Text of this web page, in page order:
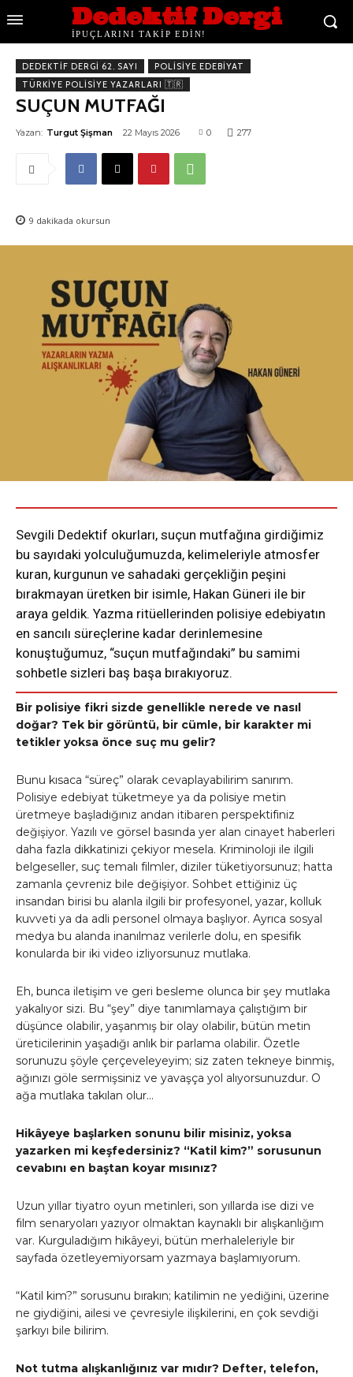
Dedektif Dergi
İPUÇLARINI TAKİP EDİN!
DEDEKTIF DERGI 62. SAYI
POLISIYE EDEBIYAT
TÜRKIYE POLISIYE YAZARLARI 🇹🇷
SUÇUN MUTFAĞI
Yazan: Turgut Şişman 22 Mayıs 2026 0 277
9 dakikada okursun
Sevgili Dedektif okurları, suçun mutfağına girdiğimiz
bu sayıdaki yolculuğumuzda, kelimeleriyle atmosfer
kuran, kurgunun ve sahadaki gerçekliğin peşini
bırakmayan üretken bir isimle, Hakan Güneri ile bir
araya geldik. Yazma ritüellerinden polisiye edebiyatın
en sancılı süreçlerine kadar derinlemesine
konuştuğumuz, “suçun mutfağındaki” bu samimi
sohbetle sizleri baş başa bırakıyoruz.
Bir polisiye fikri sizde genellikle nerede ve nasıl
doğar? Tek bir görüntü, bir cümle, bir karakter mi
tetikler yoksa önce suç mu gelir?
Bunu kısaca “süreç” olarak cevaplayabilirim sanırım.
Polisiye edebiyat tüketmeye ya da polisiye metin
üretmeye başladığınız andan itibaren perspektifiniz
değişiyor. Yazılı ve görsel basında yer alan cinayet haberleri
daha fazla dikkatinizi çekiyor mesela. Kriminoloji ile ilgili
belgeseller, suç temalı filmler, diziler tüketiyorsunuz; hatta
zamanla çevreniz bile değişiyor. Sohbet ettiğiniz üç
insandan birisi bu alanla ilgili bir profesyonel, yazar, kolluk
kuvveti ya da adli personel olmaya başlıyor. Ayrıca sosyal
medya bu alanda inanılmaz verilerle dolu, en spesifik
konularda bir iki video izliyorsunuz mutlaka.
Eh, bunca iletişim ve geri besleme olunca bir şey mutlaka
yakalıyor sizi. Bu “şey” diye tanımlamaya çalıştığım bir
düşünce olabilir, yaşanmış bir olay olabilir, bütün metin
üreticilerinin yaşadığı anlık bir parlama olabilir. Özetle
sorunuzu şöyle çerçeveleyeyim; siz zaten tekneye binmiş,
ağınızı göle sermişsiniz ve yavaşça yol alıyorsunuzdur. O
ağa mutlaka takılan olur…
Hikâyeye başlarken sonunu bilir misiniz, yoksa
yazarken mi keşfedersiniz? “Katil kim?” sorusunun
cevabını en baştan koyar mısınız?
Uzun yıllar tiyatro oyun metinleri, son yıllarda ise dizi ve
film senaryoları yazıyor olmaktan kaynaklı bir alışkanlığım
var. Kurguladığım hikâyeyi, bütün merhaleleriyle bir
sayfada özetleyemiyorsam yazmaya başlamıyorum.
“Katil kim?” sorusunu bırakın; katilimin ne yediğini, üzerine
ne giydiğini, ailesi ve çevresiyle ilişkilerini, en çok sevdiği
şarkıyı bile bilirim.
Not tutma alışkanlığınız var mıdır? Defter, telefon,